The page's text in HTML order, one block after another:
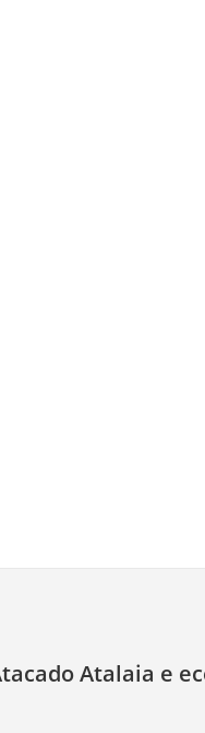
Atalaia e